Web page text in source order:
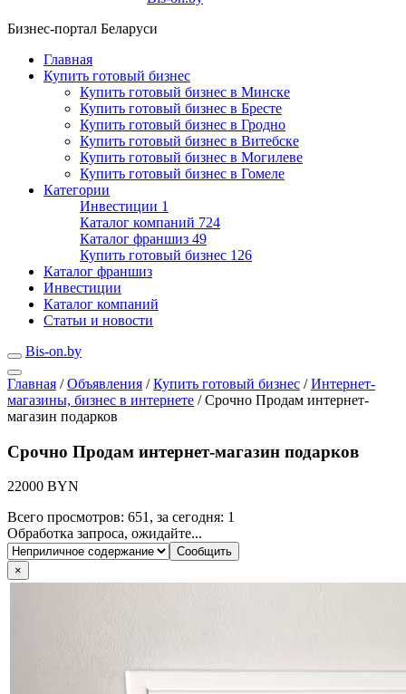
Бизнес-портал Беларуси
Главная
Купить готовый бизнес
Купить готовый бизнес в Минске
Купить готовый бизнес в Бресте
Купить готовый бизнес в Гродно
Купить готовый бизнес в Витебске
Купить готовый бизнес в Могилеве
Купить готовый бизнес в Гомеле
Категории
Инвестиции 1
Каталог компаний 724
Каталог франшиз 49
Купить готовый бизнес 126
Каталог франшиз
Инвестиции
Каталог компаний
Статьи и новости
Bis-on.by
Главная / Объявления / Купить готовый бизнес / Интернет-
магазины, бизнес в интернете /Срочно Продам интернет-
магазин подарков
Срочно Продам интернет-магазин подарков
22000 BYN
Всего просмотров: 651, за сегодня: 1
Обработка запроса, ожидайте...
×